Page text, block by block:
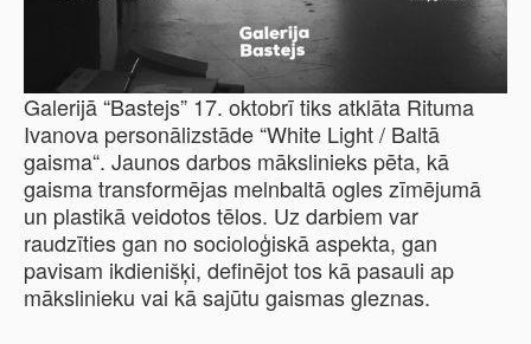
Galerijā “Bastejs” 17. oktobrī tiks atklāta Rituma
Ivanova personālizstāde “White Light / Baltā
gaisma“. Jaunos darbos mākslinieks pēta, kā
gaisma transformējas melnbaltā ogles zīmējumā
un plastikā veidotos tēlos. Uz darbiem var
raudzīties gan no socioloģiskā aspekta, gan
pavisam ikdienišķi, definējot tos kā pasauli ap
mākslinieku vai kā sajūtu gaismas gleznas.